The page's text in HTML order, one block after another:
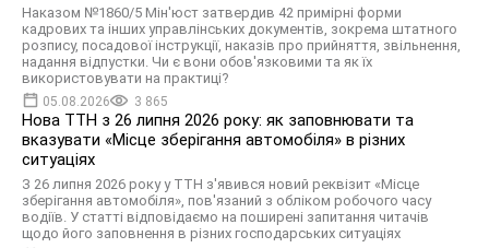
Наказом №1860/5 Мін'юст затвердив 42 примірні форми
кадрових та інших управлінських документів, зокрема штатного
розпису, посадової інструкції, наказів про прийняття, звільнення,
надання відпустки. Чи є вони обов'язковими та як їх
використовувати на практиці?
05.08.2026 3 865
Нова ТТН з 26 липня 2026 року: як заповнювати та
вказувати «Місце зберігання автомобіля» в різних
ситуаціях
З 26 липня 2026 року у ТТН з'явився новий реквізит «Місце
зберігання автомобіля», пов'язаний з обліком робочого часу
водіїв. У статті відповідаємо на поширені запитання читачів
щодо його заповнення в різних господарських ситуаціях